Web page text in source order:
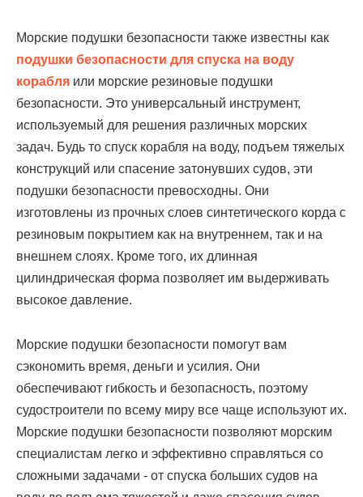
Морские подушки безопасности также известны как
подушки безопасности для спуска на воду
корабля или морские резиновые подушки
безопасности. Это универсальный инструмент,
используемый для решения различных морских
задач. Будь то спуск корабля на воду, подъем тяжелых
конструкций или спасение затонувших судов, эти
подушки безопасности превосходны. Они
изготовлены из прочных слоев синтетического корда с
резиновым покрытием как на внутреннем, так и на
внешнем слоях. Кроме того, их длинная
цилиндрическая форма позволяет им выдерживать
высокое давление.
Морские подушки безопасности помогут вам
сэкономить время, деньги и усилия. Они
обеспечивают гибкость и безопасность, поэтому
судостроители по всему миру все чаще используют их.
Морские подушки безопасности позволяют морским
специалистам легко и эффективно справляться со
сложными задачами - от спуска больших судов на